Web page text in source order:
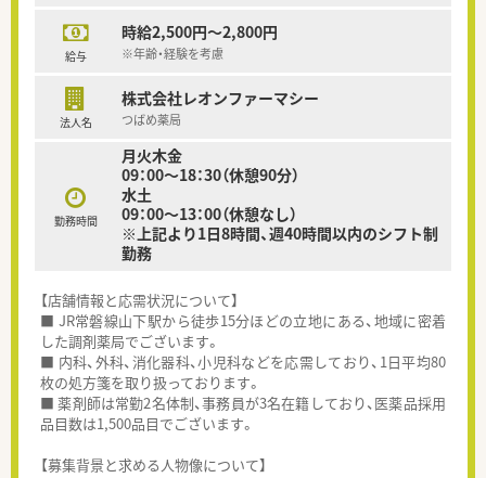
給与
時給2,500円～2,800円
※年齢・経験を考慮
法人名
株式会社レオンファーマシー
つばめ薬局
勤務時間
月火木金
09：00～18：30（休憩90分）
水土
09：00～13：00（休憩なし）
※上記より1日8時間、週40時間以内のシフト制
勤務
【店舗情報と応需状況について】
■ JR常磐線山下駅から徒歩15分ほどの立地にある、地域に密着
した調剤薬局でございます。
■ 内科、外科、消化器科、小児科などを応需しており、1日平均80
枚の処方箋を取り扱っております。
■ 薬剤師は常勤2名体制、事務員が3名在籍しており、医薬品採用
品目数は1,500品目でございます。
【募集背景と求める人物像について】